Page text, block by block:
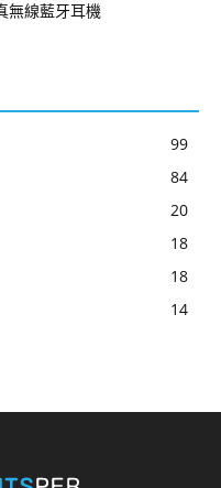
無線藍牙耳機
99
84
20
18
18
14